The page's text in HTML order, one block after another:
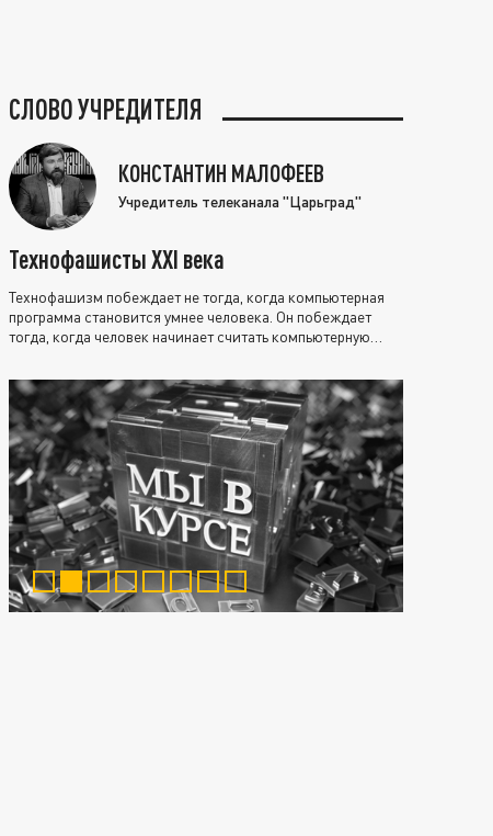
СЛОВО УЧРЕДИТЕЛЯ
КОНСТАНТИН МАЛОФЕЕВ
Учредитель телеканала "Царьград"
Технофашисты XXI века
Технофашизм побеждает не тогда, когда компьютерная
программа становится умнее человека. Он побеждает
тогда, когда человек начинает считать компьютерную